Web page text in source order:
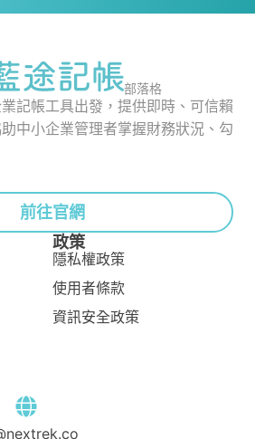
部落格
記帳工具出發，提供即時、可信賴
中小企業管理者掌握財務狀況、勾
前往官網
政策
隱私權政策
使用者條款
資訊安全政策